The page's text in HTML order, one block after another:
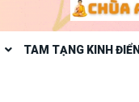
TAM TẠNG KINH ĐIỂN